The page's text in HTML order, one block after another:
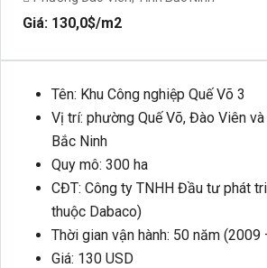
Giá: 130,0$/m2
Tên: Khu Công nghiệp Quế Võ 3
Vị trí: phường Quế Võ, Đào Viên
Bắc Ninh
Quy mô: 300 ha
CĐT: Công ty TNHH Đầu tư phát
thuộc Dabaco)
Thời gian vận hành: 50 năm (2009
Giá: 130 USD